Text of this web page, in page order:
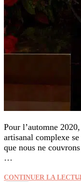
Pour l’automne
artisanal complexe
que nous ne
…
CONTINUER LA